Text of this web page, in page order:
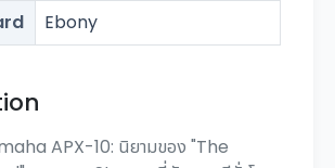
Ebony
APX-10: นิยามของ "The